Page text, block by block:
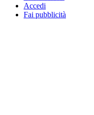
Accedi
Fai pubblicità